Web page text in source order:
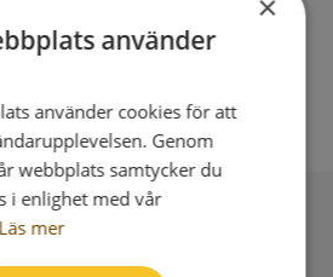
mit stripe
använder
använder cookies för att
Genom
webbplats samtycker du
i enlighet med vår
Läs mer